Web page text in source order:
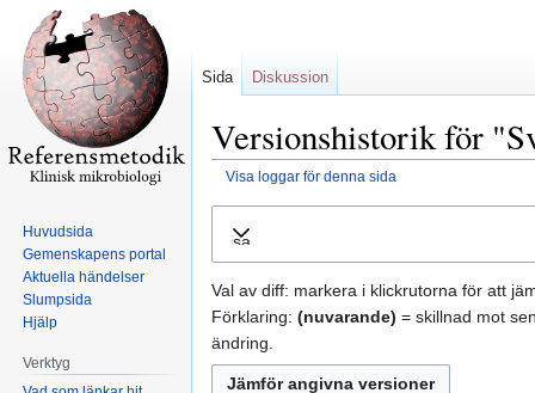
Versionshistorik för
Visa loggar för denna sida
Visa
Val av diff: markera i klickrutorna för att
Förklaring: (nuvarande) = skillnad mot
ändring.
Sida Diskussion
Huvudsida
Gemenskapens portal
Aktuella händelser
Slumpsida
Hjälp
Verktyg